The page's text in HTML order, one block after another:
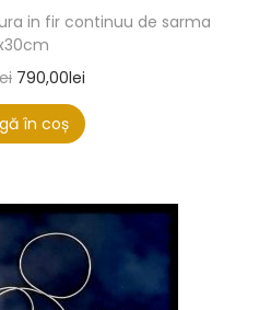
in fir continuu de sarma
790,00lei
în coș